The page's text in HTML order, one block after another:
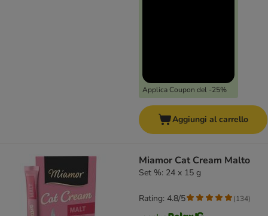
Applica Coupon del -25%
Aggiungi al carrello
Miamor Cat Cream Malto
Set %: 24 x 15 g
Rating: 4.8/5 (134)